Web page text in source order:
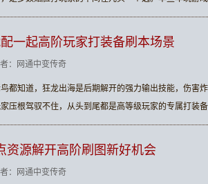
一起高阶玩家打装备刷本场景
：网通中变传奇
都知道，狂龙出海是后期解开的强力输出技能，伤害
压根驾驭不住，从头到尾都是高等级玩家的专属打装
资源解开高阶刷图新好机会
：网通中变传奇